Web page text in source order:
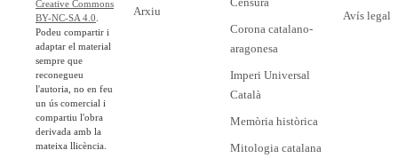
Creative Commons
BY-NC-SA 4.0
Podeu compartir i
adaptar el material
sempre que
reconegueu
l'autoria, no en feu
un ús comercial i
compartiu l'obra
derivada amb la
mateixa llicència.
Arxiu
Corona catalano-
aragonesa
Imperi Universal
Català
Memòria històrica
Mitologia catalana
Avís legal